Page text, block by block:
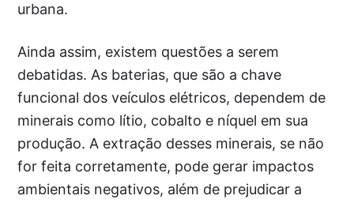
urbana.
Ainda assim, existem questões a serem
debatidas. As baterias, que são a chave
funcional dos veículos elétricos, dependem de
minerais como lítio, cobalto e níquel em sua
produção. A extração desses minerais, se não
for feita corretamente, pode gerar impactos
ambientais negativos, além de prejudicar a